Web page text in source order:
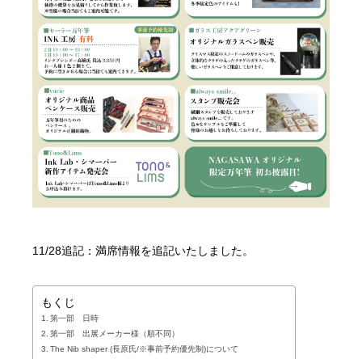
11/28追記：満席情報を追記いたしました。
もくじ
第一部 日時
第一部 出展メーカー様（順不同）
The Nib shaper (長原氏/※事前予約優先制)について